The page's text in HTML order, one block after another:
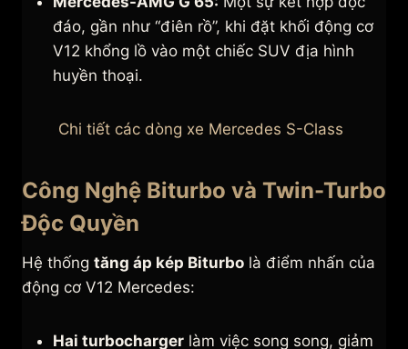
đáo, gần như “điên rồ”, khi đặt khối động cơ
V12 khổng lồ vào một chiếc SUV địa hình
huyền thoại.
Chi tiết các dòng xe Mercedes S-Class
Công Nghệ Biturbo và Twin-Turbo
Độc Quyền
Hệ thống tăng áp kép Biturbo là điểm nhấn của
động cơ V12 Mercedes:
Hai turbocharger làm việc song song, giảm